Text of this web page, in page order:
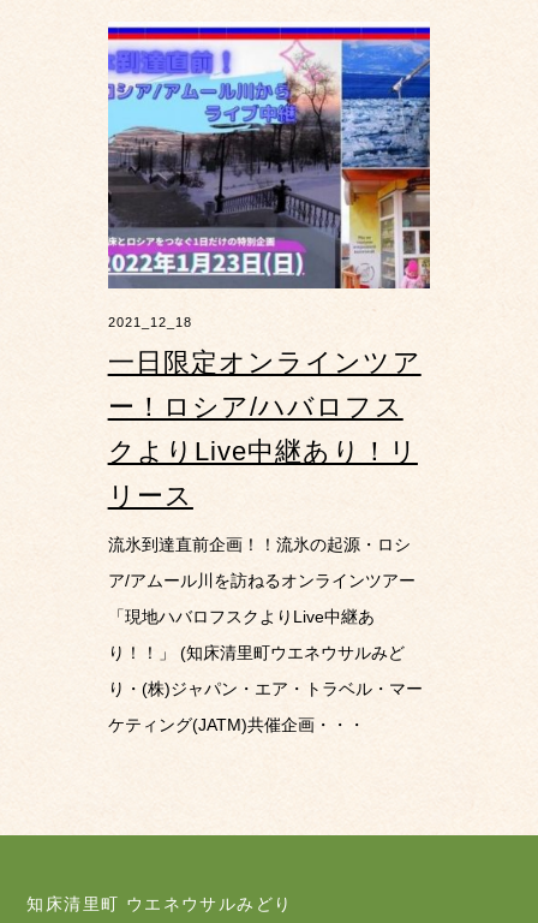
2021_12_18
一日限定オンラインツア
ー！ロシア/ハバロフス
クよりLive中継あり！リ
リース
流氷到達直前企画！！流氷の起源・ロシ
ア/アムール川を訪ねるオンラインツアー
「現地ハバロフスクよりLive中継あ
り！！」 (知床清里町ウエネウサルみど
り・(株)ジャパン・エア・トラベル・マー
ケティング(JATM)共催企画・・・
知床清里町 ウエネウサルみどり